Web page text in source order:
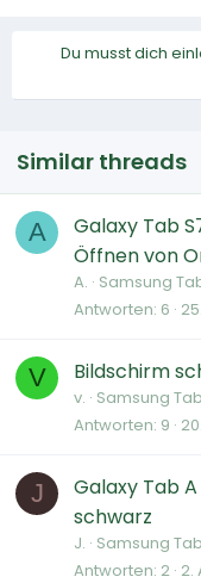
Du musst dich
Similar threads
A
Galaxy Tab
Öffnen von
A. Samsung
Antworten 6
V Bildschirm
v. Samsung
Antworten 9
J
Galaxy Tab A
schwarz
J. Samsung
Antworten 2 2.